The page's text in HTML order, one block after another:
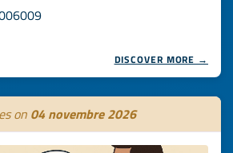
DISCOVER MORE →
on 04 novembre 2026